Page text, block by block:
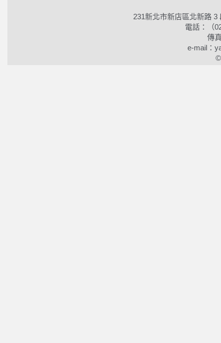
231新北市新店區北新路
電話：（
傳
e-mail：